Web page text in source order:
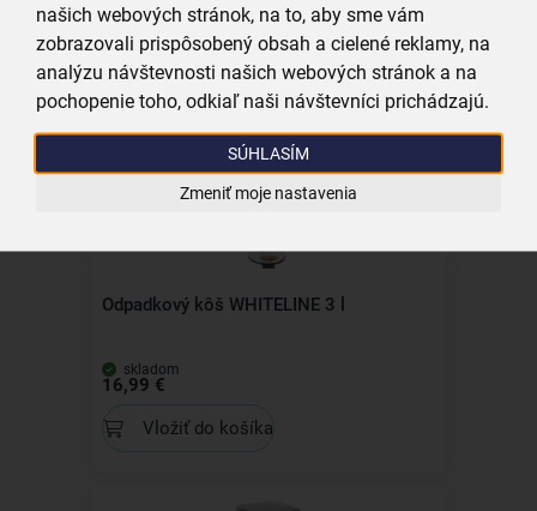
našich webových stránok, na to, aby sme vám
zobrazovali prispôsobený obsah a cielené reklamy, na
analýzu návštevnosti našich webových stránok a na
pochopenie toho, odkiaľ naši návštevníci prichádzajú.
SÚHLASÍM
Zmeniť moje nastavenia
2x20 l
skladom
41,99 €
Vložiť do košíka
Odpadkový kôš WHITELINE 3 l
skladom
16,99 €
Vložiť do košíka